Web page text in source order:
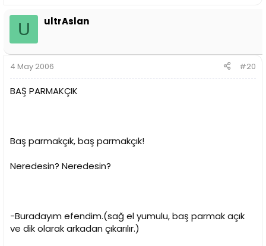
U ultrAslan
4 May 2006 #20
BAŞ PARMAKÇIK
Baş parmakçık, baş parmakçık!
Neredesin? Neredesin?
-Buradayım efendim.(sağ el yumulu, baş parmak açık
ve dik olarak arkadan çıkarılır.)